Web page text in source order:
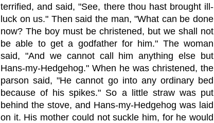
terrified, and said, "See, there thou hast brought ill-
luck on us." Then said the man, "What can be done
now? The boy must be christened, but we shall not
be able to get a godfather for him." The woman
said, "And we cannot call him anything else but
Hans-my-Hedgehog." When he was christened, the
parson said, "He cannot go into any ordinary bed
because of his spikes." So a little straw was put
behind the stove, and Hans-my-Hedgehog was laid
on it. His mother could not suckle him, for he would